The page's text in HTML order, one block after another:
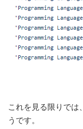
これを見る限りでは
うです。